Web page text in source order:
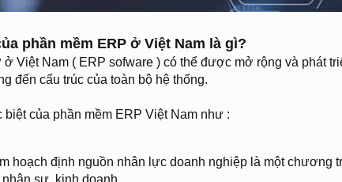
phần mềm ERP ở Việt Nam là gì?
ở Việt Nam ( ERP sofware ) có thể được mở rộng và phát
đến cấu trúc của toàn bộ hệ thống.
biệt của phần mềm ERP Việt Nam như :
hoạch định nguồn nhân lực doanh nghiệp là một chương
nhân sự, kinh doanh,…